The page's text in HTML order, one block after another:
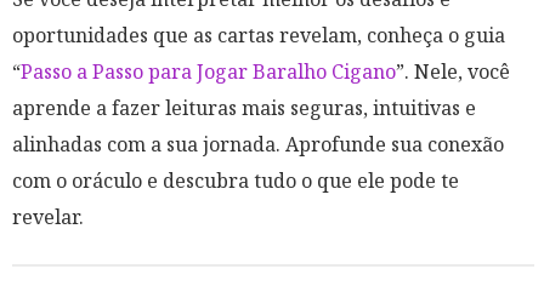
oportunidades que as cartas revelam, conheça o guia
“Passo a Passo para Jogar Baralho Cigano”. Nele, você
aprende a fazer leituras mais seguras, intuitivas e
alinhadas com a sua jornada. Aprofunde sua conexão
com o oráculo e descubra tudo o que ele pode te
revelar.